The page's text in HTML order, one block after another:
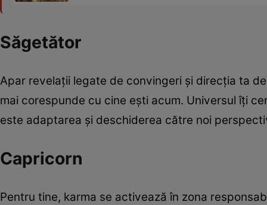
Săgetător
Apar revelații legate de convingeri și direcția ta
mai corespunde cu cine ești acum. Universul îți
este adaptarea și deschiderea către noi
Capricorn
Pentru tine, karma se activează în zona